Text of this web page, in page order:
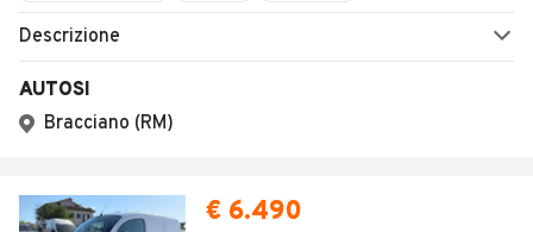
Descrizione
AUTOSI
Bracciano (RM)
€ 6.490